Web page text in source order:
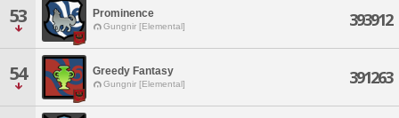
53 Prominence
Gungnir [Elemental] 393912
54 Greedy Fantasy
Gungnir [Elemental] 391263